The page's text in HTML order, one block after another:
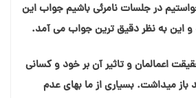
در جلسات نامرئی باشیم جواب این
به نظر دقیق ترین جواب می آمد.
اعمالمان و تاثیر آن بر خود و کسانی
باز میداشت. بسیاری از ما بهای عدم